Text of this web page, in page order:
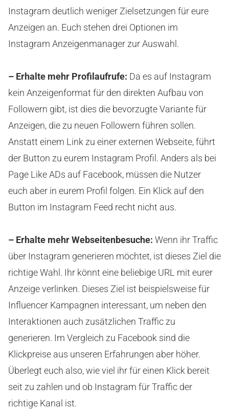
Instagram deutlich weniger Zielsetzungen für eure
Anzeigen an. Euch stehen drei Optionen im
Instagram Anzeigenmanager zur Auswahl.
– Erhalte mehr Profilaufrufe: Da es auf Instagram
kein Anzeigenformat für den direkten Aufbau von
Followern gibt, ist dies die bevorzugte Variante für
Anzeigen, die zu neuen Followern führen sollen.
Anstatt einem Link zu einer externen Webseite, führt
der Button zu eurem Instagram Profil. Anders als bei
Page Like ADs auf Facebook, müssen die Nutzer
euch aber in eurem Profil folgen. Ein Klick auf den
Button im Instagram Feed recht nicht aus.
– Erhalte mehr Webseitenbesuche: Wenn ihr Traffic
über Instagram generieren möchtet, ist dieses Ziel die
richtige Wahl. Ihr könnt eine beliebige URL mit eurer
Anzeige verlinken. Dieses Ziel ist beispielsweise für
Influencer Kampagnen interessant, um neben den
Interaktionen auch zusätzlichen Traffic zu
generieren. Im Vergleich zu Facebook sind die
Klickpreise aus unseren Erfahrungen aber höher.
Überlegt euch also, wie viel ihr für einen Klick bereit
seit zu zahlen und ob Instagram für Traffic der
richtige Kanal ist.